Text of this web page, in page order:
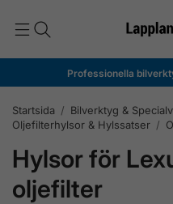
Professionella
Startsida / Bilverktyg &
Oljefilterhylsor & Hylssatser /
Hylsor för
oljefilter